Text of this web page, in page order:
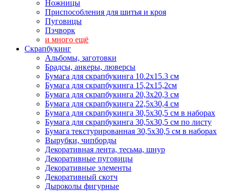
Ножницы
Приспособления для шитья и кроя
Пуговицы
Пэчворк
и много ещё
Скрапбукинг
Альбомы, заготовки
Брадсы, анкеры, люверсы
Бумага для скрапбукинга 10.2х15.3 см
Бумага для скрапбукинга 15,2х15,2см
Бумага для скрапбукинга 20,3х20,3 см
Бумага для скрапбукинга 22,5х30,4 см
Бумага для скрапбукинга 30,5х30,5 см в наборах
Бумага для скрапбукинга 30,5х30,5 см по листу
Бумага текстурированная 30,5х30,5 см в наборах
Вырубки, чипборды
Декоративная лента, тесьма, шнур
Декоративные пуговицы
Декоративные элементы
Декоративный скотч
Дыроколы фигурные